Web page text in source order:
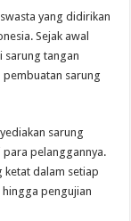
yang didirikan
Sejak awal
sarung tangan
pembuatan sarung
sarung
para pelanggannya.
ketat dalam setiap
pengujian